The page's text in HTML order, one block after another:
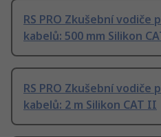
RS PRO Zkušební vodiče
kabelů: 500 mm Silikon
RS PRO Zkušební vodiče
kabelů: 2 m Silikon CAT II